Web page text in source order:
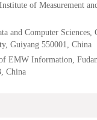
of Measurement
and Computer Sciences,
Guiyang 550001, China
EMW Information,
China